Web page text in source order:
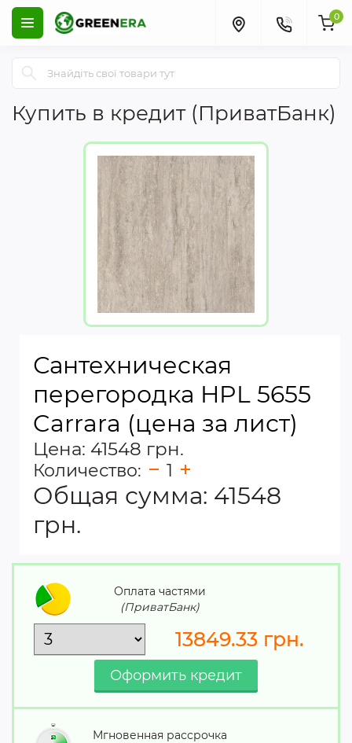
0
Купить в кредит (ПриватБанк)
Сантехническая
перегородка HPL 5655
Carrara (цена за лист)
Цена: 41548 грн.
Количество: 1
Общая сумма: 41548
грн.
Оплата частями
(ПриватБанк)
13849.33 грн.
Мгновенная рассрочка